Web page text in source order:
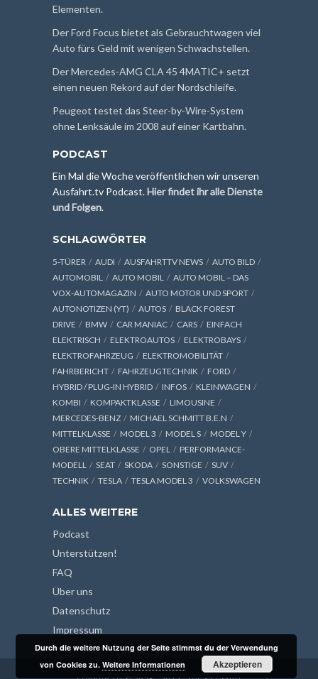
Elementen.
Der Ford Focus bietet als Gebrauchtwagen viel
Auto fürs Geld mit wenigen Schwachstellen.
Der Mercedes-AMG CLA 45 4MATIC+ setzt
einen neuen Rekord auf der Nordschleife.
Peugeot testet das Steer-by-Wire-System
ohne Lenksäule im 2008 auf einer Kartbahn.
PODCAST
Ein Mal die Woche veröffentlichen wir unseren
Ausfahrt.tv Podcast.Hier findet ihr alle Dienste
und Folgen.
SCHLAGWÖRTER
5-TÜRER AUDI AUSFAHRTTV NEWS
AUTO BILD
AUTOMOBIL
AUTO MOBIL
AUTO MOBIL – DAS
VOX-AUTOMAGAZIN
AUTO MOTOR UND SPORT
AUTONOTIZEN (YT)
AUTOS
BLACK FOREST
DRIVE
BMW CAR MANIAC CARS
EINFACH
ELEKTRISCH
ELEKTROAUTOS
ELEKTROBAYS
ELEKTROFAHRZEUG
ELEKTROMOBILITÄT
FAHRBERICHT
FAHRZEUGTECHNIK
FORD
HYBRID / PLUG-IN HYBRID
INFOS
KLEINWAGEN
KOMBI
KOMPAKTKLASSE
LIMOUSINE
MERCEDES-BENZ
MICHAEL SCHMITT B.E.N
MITTELKLASSE
MODEL 3 MODEL S
MODEL Y
OBERE MITTELKLASSE
OPEL
PERFORMANCE-
MODELL
SEAT SKODA SONSTIGE
SUV
TECHNIK
TESLA TESLA MODEL 3 VOLKSWAGEN
ALLES WEITERE
Podcast
Unterstützen!
FAQ
Über uns
Datenschutz
Impressum
Durch die weitere Nutzung der Seite stimmst du der Verwendung
von Cookies zu.Weitere Informationen Akzeptieren